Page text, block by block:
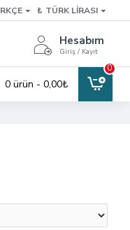
₺ TÜRK LIRASI
Hesabım
Giriş / Kayıt
0 ürün - 0,00₺
0